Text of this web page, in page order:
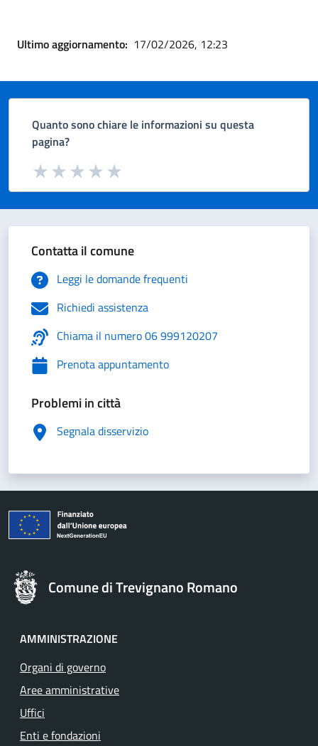
Ultimo aggiornamento: 17/02/2026, 12:23
Quanto sono chiare le informazioni su questa
pagina?
Valuta da 1 a 5 stelle la pagina
Valuta 5 stelle su 5
Valuta 4 stelle su 5
Valuta 3 stelle su 5
Valuta 2 stelle su 5
Valuta 1 stelle su 5
Contatta il comune
Leggi le domande frequenti
Richiedi assistenza
Chiama il numero 06 999120207
Prenota appuntamento
Problemi in città
Segnala disservizio
Comune di Trevignano Romano
AMMINISTRAZIONE
Organi di governo
Aree amministrative
Uffici
Enti e fondazioni